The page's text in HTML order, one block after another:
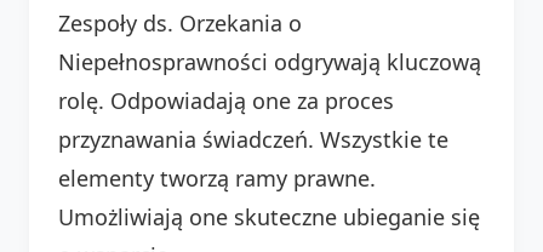
Zespoły ds. Orzekania o
Niepełnosprawności odgrywają kluczową
rolę. Odpowiadają one za proces
przyznawania świadczeń. Wszystkie te
elementy tworzą ramy prawne.
Umożliwiają one skuteczne ubieganie się